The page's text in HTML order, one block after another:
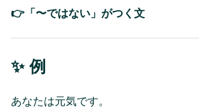
👉「〜ではない」がつく文
✨ 例
あなたは元気です。